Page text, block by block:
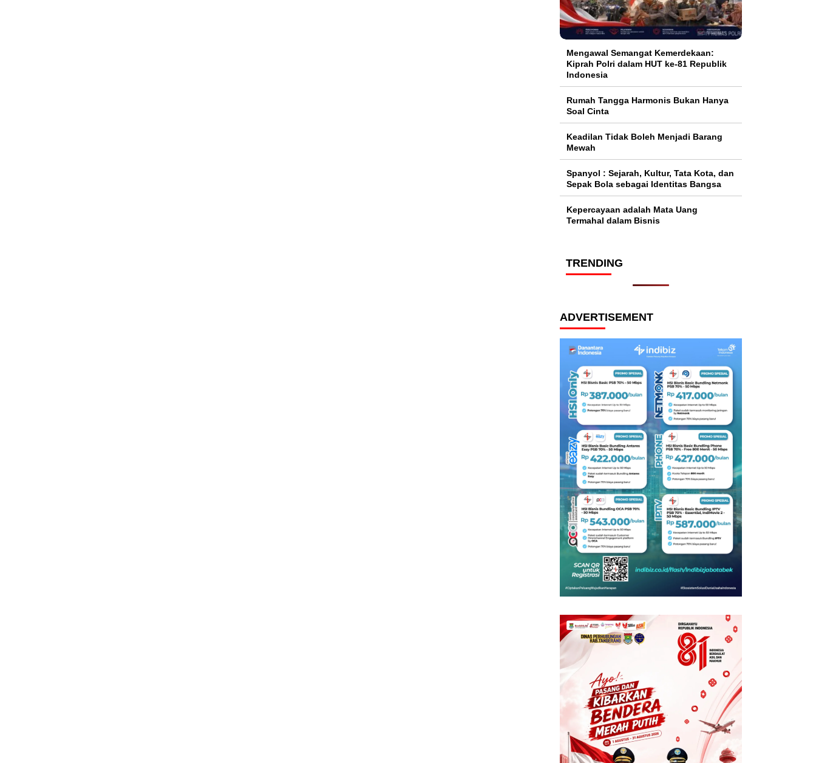
Mengawal Semangat Kemerdekaan:
Kiprah Polri dalam HUT ke-81 Republik
Indonesia
Rumah Tangga Harmonis Bukan Hanya
Soal Cinta
Keadilan Tidak Boleh Menjadi Barang
Mewah
Spanyol : Sejarah, Kultur, Tata Kota, dan
Sepak Bola sebagai Identitas Bangsa
Kepercayaan adalah Mata Uang
Termahal dalam Bisnis
TRENDING
ADVERTISEMENT